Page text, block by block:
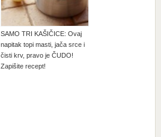
SAMO TRI KAŠIČICE: Ovaj
napitak topi masti, jača srce i
čisti krv, pravo je ČUDO!
Zapišite recept!